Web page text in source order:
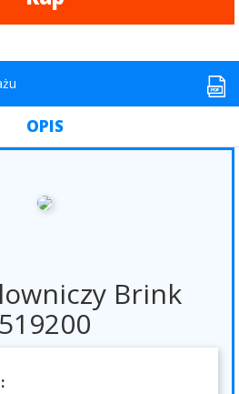
OPIS
Brink
519200